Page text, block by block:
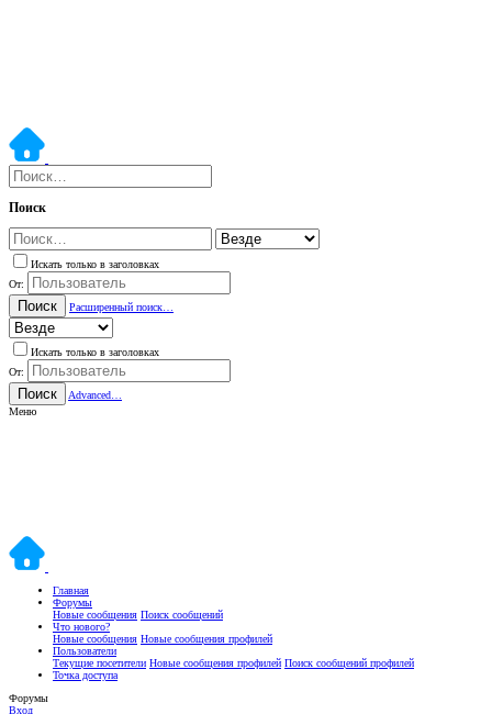
Поиск
Искать только в заголовках
От:
Поиск Расширенный поиск…
Искать только в заголовках
От:
Поиск
Advanced…
Меню
Главная
Форумы
Новые сообщения Поиск сообщений
Что нового?
Новые сообщения Новые сообщения профилей
Пользователи
Текущие посетители Новые сообщения профилей Поиск сообщений профилей
Точка доступа
Форумы
Вход